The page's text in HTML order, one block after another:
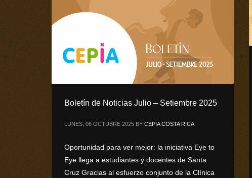
Boletín de Noticias Julio – Setiembre 2025
LUNES, 06 OCTUBRE 2025 BY CEPIA COSTA RICA
Oportunidad para ver mejor: la iniciativa Eye to
Eye llega a estudiantes y docentes de Santa
Cruz Gracias al esfuerzo conjunto de la Clínica